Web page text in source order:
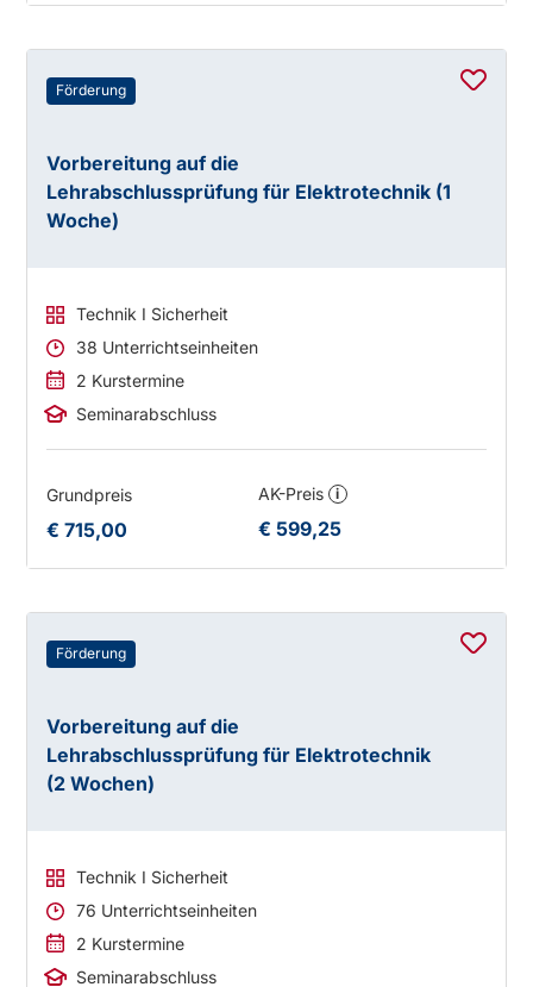
Förderung
Vorbereitung auf die
Lehrabschlussprüfung für Elektrotechnik (1
Woche)
Technik I Sicherheit
38 Unterrichtseinheiten
2 Kurstermine
Seminarabschluss
Grundpreis
€ 715,00
AK-Preis i
€ 599,25
Förderung
Vorbereitung auf die
Lehrabschlussprüfung für Elektrotechnik
(2 Wochen)
Technik I Sicherheit
76 Unterrichtseinheiten
2 Kurstermine
Seminarabschluss